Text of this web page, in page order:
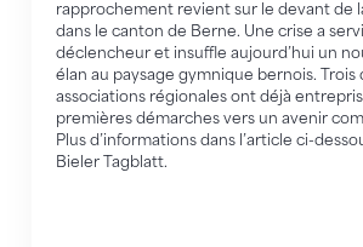
rapprochement revient sur le devant de
dans le canton de Berne. Une crise a
déclencheur et insuffle aujourd’hui un
élan au paysage gymnique bernois. Trois
associations régionales ont déjà
premières démarches vers un avenir
Plus d’informations dans l’article ci-
Bieler Tagblatt.